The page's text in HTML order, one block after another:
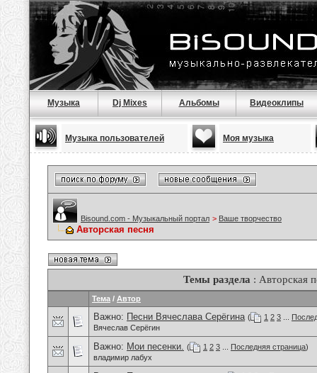
Музыка Dj Mixes Альбомы Видеоклипы
Музыка пользователей Моя музыка
Bisound.com - Музыкальный портал > Ваше творчество
Авторская песня
Темы раздела : Авторская
Тема / Автор
Важно: Песни Вячеслава Серёгина ( 1 2 3
Вячеслав Серёгин
Важно: Мои песенки. ( 1 2 3 Последняя страница)
владимир лабух